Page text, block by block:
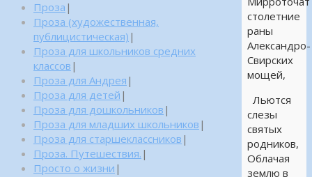
столетние
раны
Александро-
Свирских
мощей,
Льются
слезы
святых
родников,
Облачая
землю в
Проза |
Проза (художественная,
публицистическая) |
Проза для школьников средних
классов |
Проза для Андрея |
Проза для детей |
Проза для дошкольников |
Проза для младших школьников |
Проза для старшеклассников |
Проза. Путешествия. |
Просто о жизни |